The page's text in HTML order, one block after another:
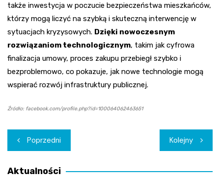
także inwestycja w poczucie bezpieczeństwa mieszkańców,
którzy mogą liczyć na szybką i skuteczną interwencję w
sytuacjach kryzysowych. Dzięki nowoczesnym
rozwiązaniom technologicznym, takim jak cyfrowa
finalizacja umowy, proces zakupu przebiegł szybko i
bezproblemowo, co pokazuje, jak nowe technologie mogą
wspierać rozwój infrastruktury publicznej.
Źródło: facebook.com/profile.php?id=100064062463651
Nawigacja
wpisu
Poprzedni Kolejny
Aktualności